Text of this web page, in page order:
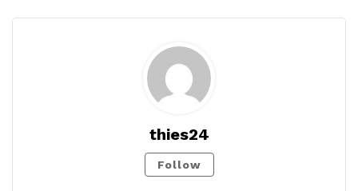
thies24
Follow